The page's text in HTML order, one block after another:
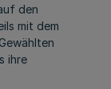
den
mit dem
ihre